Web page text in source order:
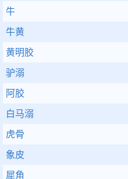
牛
牛黄
黄明胶
驴溺
阿胶
白马溺
虎骨
象皮
犀角